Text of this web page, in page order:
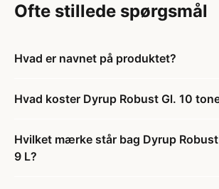
Ofte stillede spørgsmål
Hvad er navnet på produktet?
Hvad koster Dyrup Robust Gl. 10
Hvilket mærke står bag Dyrup
9 L?